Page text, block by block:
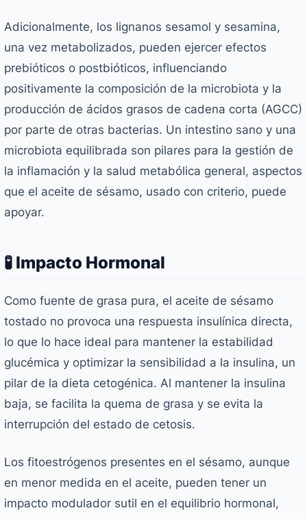
Adicionalmente, los lignanos sesamol y sesamina,
una vez metabolizados, pueden ejercer efectos
prebióticos o postbióticos, influenciando
positivamente la composición de la microbiota y la
producción de ácidos grasos de cadena corta (AGCC)
por parte de otras bacterias. Un intestino sano y una
microbiota equilibrada son pilares para la gestión de
la inflamación y la salud metabólica general, aspectos
que el aceite de sésamo, usado con criterio, puede
apoyar.
🧪 Impacto Hormonal
Como fuente de grasa pura, el aceite de sésamo
tostado no provoca una respuesta insulínica directa,
lo que lo hace ideal para mantener la estabilidad
glucémica y optimizar la sensibilidad a la insulina, un
pilar de la dieta cetogénica. Al mantener la insulina
baja, se facilita la quema de grasa y se evita la
interrupción del estado de cetosis.
Los fitoestrógenos presentes en el sésamo, aunque
en menor medida en el aceite, pueden tener un
impacto modulador sutil en el equilibrio hormonal,